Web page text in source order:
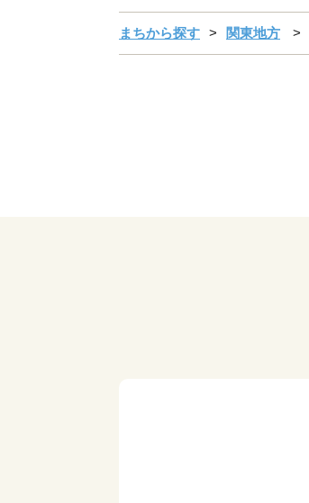
まちから探す 関東地方